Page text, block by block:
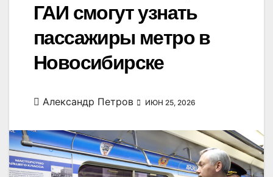
ГАИ смогут узнать
пассажиры метро в
Новосибирске
Александр Петров ИЮН 25, 2026